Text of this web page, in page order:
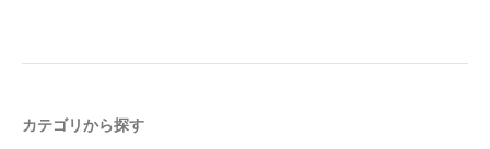
カテゴリから探す